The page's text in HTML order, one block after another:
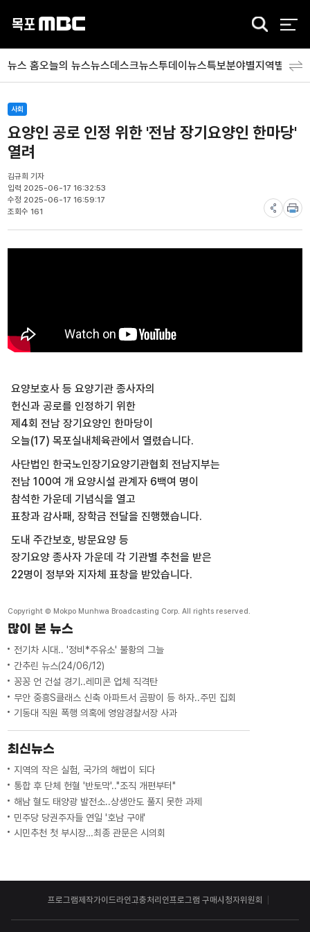
검
뉴스 홈오늘의 뉴스뉴스데스크뉴스투데이뉴스특보분야별지역별 뉴스
사회
요양인 공로 인정 위한 '전남 장기요양인 한마당'
열려
김규희 기자
입력 2025-06-17 16:32:53
수정 2025-06-17 16:59:17
조회수 161
요양보호사 등 요양기관 종사자의
헌신과 공로를 인정하기 위한
제4회 전남 장기요양인 한마당이
오늘(17) 목포실내체육관에서 열렸습니다.
사단법인 한국노인장기요양기관협회 전남지부는
전남 100여 개 요양시설 관계자 6백여 명이
참석한 가운데 기념식을 열고
표창과 감사패, 장학금 전달을 진행했습니다.
도내 주간보호, 방문요양 등
장기요양 종사자 가운데 각 기관별 추천을 받은
22명이 정부와 지자체 표창을 받았습니다.
Copyright © Mokpo Munhwa Broadcasting Corp. All rights reserved.
많이 본 뉴스
전기차 시대.. '정비*주유소' 불황의 그늘
간추린 뉴스(24/06/12)
꽁꽁 언 건설 경기..레미콘 업체 직격탄
무안 중흥S클래스 신축 아파트서 곰팡이 등 하자..주민 집회
기동대 직원 폭행 의혹에 영암경찰서장 사과
최신뉴스
지역의 작은 실험, 국가의 해법이 되다
통합 후 단체 헌혈 '반토막'.."조직 개편부터"
해남 혈도 태양광 발전소..상생안도 풀지 못한 과제
민주당 당권주자들 연일 '호남 구애'
시민추천 첫 부시장…최종 관문은 시의회
프로그램제작가이드라인고충처리인프로그램 구매시청자위원회